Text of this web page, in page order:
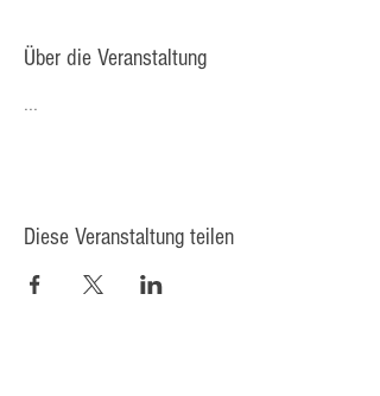
Über die Veranstaltung
...
Diese Veranstaltung teilen